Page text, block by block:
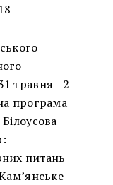
травня –2
програма
питань